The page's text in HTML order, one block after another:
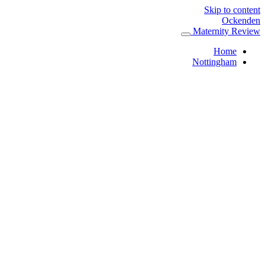
Skip to content
Ockenden
Maternity Review
Home
Nottingham